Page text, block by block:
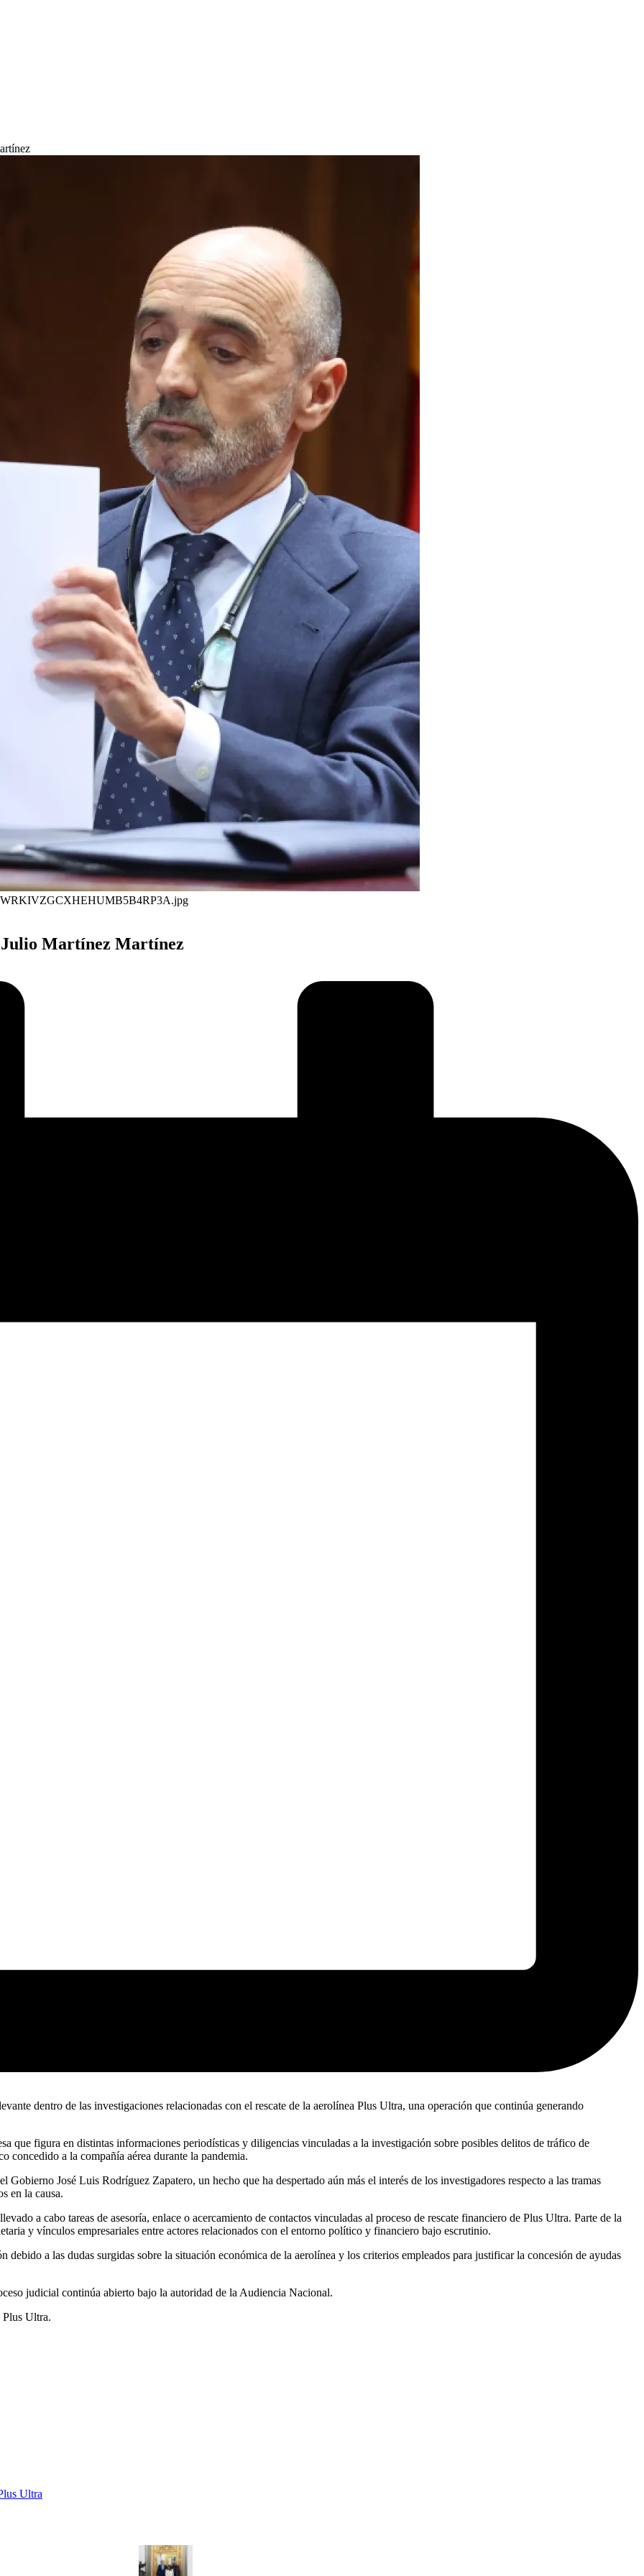
Julio Martínez Martínez
dentro de las investigaciones relacionadas con el rescate de la aerolínea Plus Ultra, una operación que continúa generando
que figura en distintas informaciones periodísticas y diligencias vinculadas a la investigación sobre posibles delitos de tráfico de
concedido a la compañía aérea durante la pandemia.
José Luis Rodríguez Zapatero, un hecho que ha despertado aún más el interés de los investigadores respecto a las tramas
en la causa.
a cabo tareas de asesoría, enlace o acercamiento de contactos vinculadas al proceso de rescate financiero de Plus Ultra. Parte de la
y vínculos empresariales entre actores relacionados con el entorno político y financiero bajo escrutinio.
debido a las dudas surgidas sobre la situación económica de la aerolínea y los criterios empleados para justificar la concesión de ayudas
judicial continúa abierto bajo la autoridad de la Audiencia Nacional.
Ultra.
Ultra